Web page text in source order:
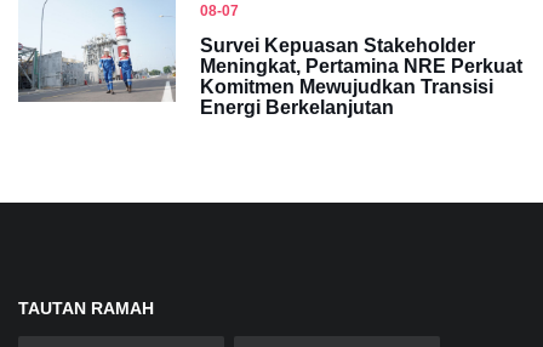
08-07
Survei Kepuasan Stakeholder
Meningkat, Pertamina NRE Perkuat
Komitmen Mewujudkan Transisi
Energi Berkelanjutan
TAUTAN RAMAH